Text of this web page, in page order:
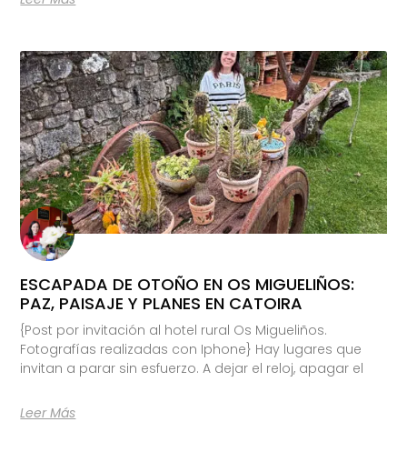
ESCAPADA DE OTOÑO EN OS MIGUELIÑOS:
PAZ, PAISAJE Y PLANES EN CATOIRA
{Post por invitación al hotel rural Os Migueliños.
Fotografías realizadas con Iphone} Hay lugares que
invitan a parar sin esfuerzo. A dejar el reloj, apagar el
Leer Más